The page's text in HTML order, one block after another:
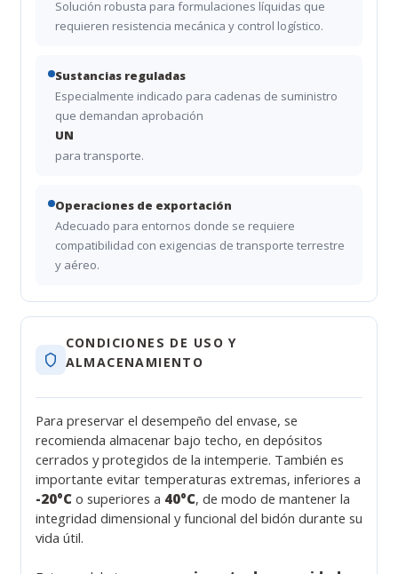
Solución robusta para formulaciones líquidas que
requieren resistencia mecánica y control logístico.
Sustancias reguladas
Especialmente indicado para cadenas de suministro
que demandan aprobación
UN
para transporte.
Operaciones de exportación
Adecuado para entornos donde se requiere
compatibilidad con exigencias de transporte terrestre
y aéreo.
CONDICIONES DE USO Y
ALMACENAMIENTO
Para preservar el desempeño del envase, se
recomienda almacenar bajo techo, en depósitos
cerrados y protegidos de la intemperie. También es
importante evitar temperaturas extremas, inferiores a
-20°Co superiores a 40°C, de modo de mantener la
integridad dimensional y funcional del bidón durante su
vida útil.